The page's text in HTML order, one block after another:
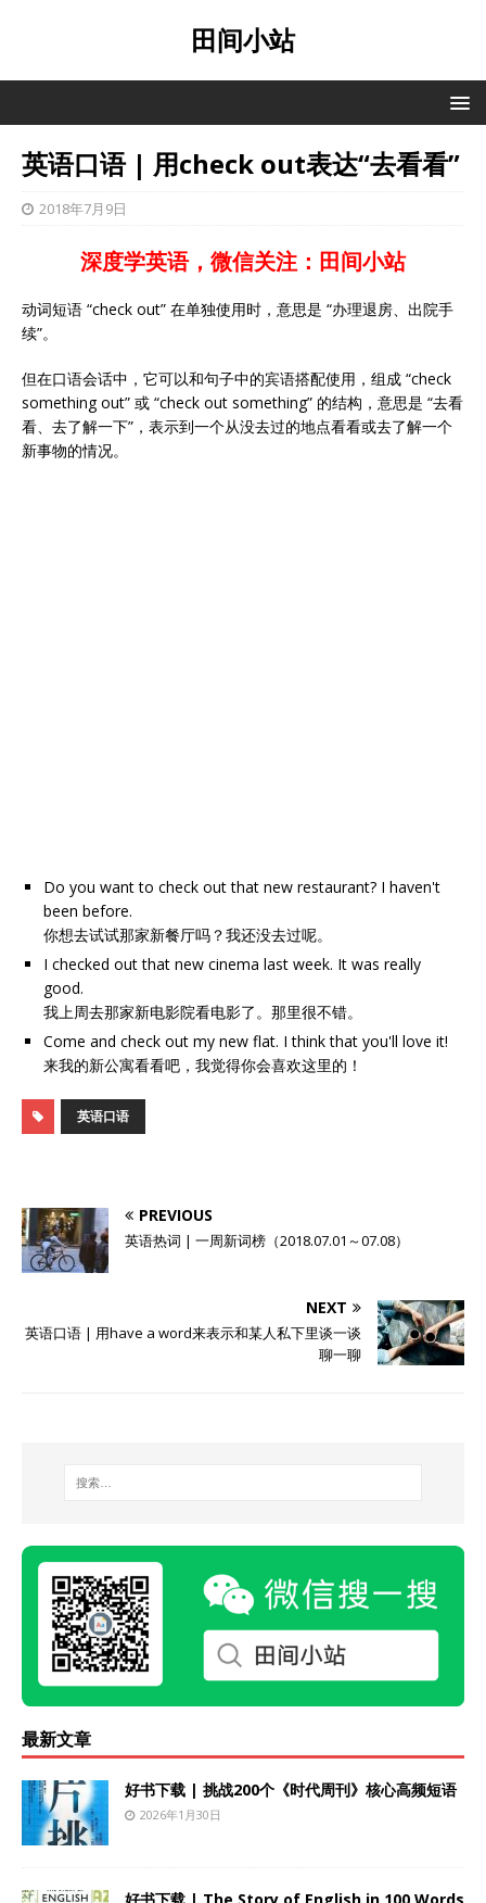
田间小站
英语口语 | 用check out表达“去看看”
2018年7月9日
深度学英语，微信关注：田间小站
动词短语 “check out” 在单独使用时，意思是 “办理退房、出院手
续”。
但在口语会话中，它可以和句子中的宾语搭配使用，组成 “check
something out” 或 “check out something” 的结构，意思是 “去看
看、去了解一下”，表示到一个从没去过的地点看看或去了解一个
新事物的情况。
Do you want to check out that new restaurant? I haven't
been before.
你想去试试那家新餐厅吗？我还没去过呢。
I checked out that new cinema last week. It was really
good.
我上周去那家新电影院看电影了。那里很不错。
Come and check out my new flat. I think that you'll love it!
来我的新公寓看看吧，我觉得你会喜欢这里的！
英语口语
PREVIOUS
英语热词 | 一周新词榜（2018.07.01～07.08）
NEXT
英语口语 | 用have a word来表示和某人私下里谈一谈
聊一聊
最新文章
好书下载 | 挑战200个《时代周刊》核心高频短语
2026年1月30日